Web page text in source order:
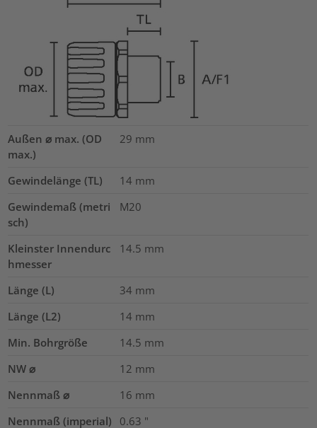
Außen ⌀ max. (OD
max.)
29 mm
Gewindelänge (TL) 14 mm
Gewindemaß (metri
sch)
M20
Kleinster Innendurc
hmesser
14.5 mm
Länge (L) 34 mm
Länge (L2)
14 mm
Min. Bohrgröße
14.5 mm
NW ⌀
12 mm
Nennmaß ⌀
16 mm
Nennmaß (imperial)
0.63 "